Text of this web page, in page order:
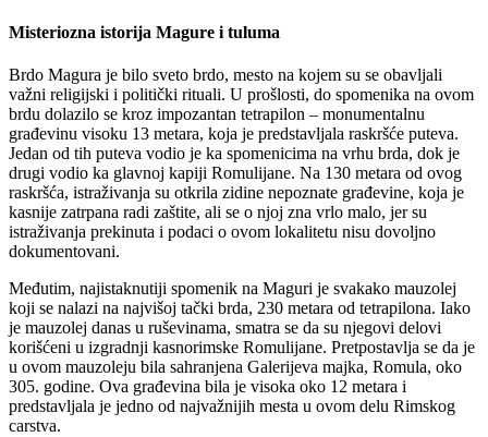
Misteriozna istorija Magure i tuluma
Brdo Magura je bilo sveto brdo, mesto na kojem su se obavljali
važni religijski i politički rituali. U prošlosti, do spomenika na ovom
brdu dolazilo se kroz impozantan tetrapilon – monumentalnu
građevinu visoku 13 metara, koja je predstavljala raskršće puteva.
Jedan od tih puteva vodio je ka spomenicima na vrhu brda, dok je
drugi vodio ka glavnoj kapiji Romulijane. Na 130 metara od ovog
raskršća, istraživanja su otkrila zidine nepoznate građevine, koja je
kasnije zatrpana radi zaštite, ali se o njoj zna vrlo malo, jer su
istraživanja prekinuta i podaci o ovom lokalitetu nisu dovoljno
dokumentovani.
Međutim, najistaknutiji spomenik na Maguri je svakako mauzolej
koji se nalazi na najvišoj tački brda, 230 metara od tetrapilona. Iako
je mauzolej danas u ruševinama, smatra se da su njegovi delovi
korišćeni u izgradnji kasnorimske Romulijane. Pretpostavlja se da je
u ovom mauzoleju bila sahranjena Galerijeva majka, Romula, oko
305. godine. Ova građevina bila je visoka oko 12 metara i
predstavljala je jedno od najvažnijih mesta u ovom delu Rimskog
carstva.